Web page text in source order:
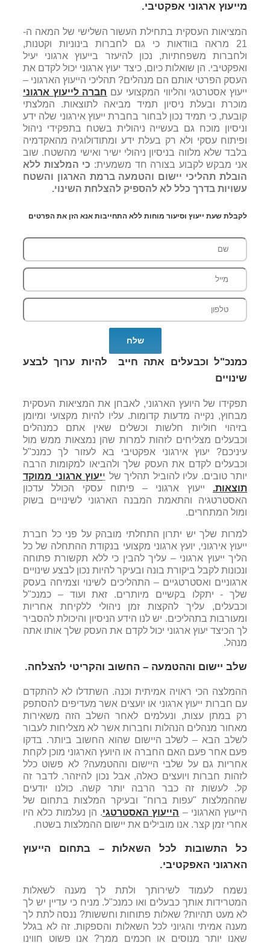
מייעוץ ארגוני אפקטיבי.
המציאות העסקית בתחילת העשור השלישי של המאה ה-
21 מראה בוודאות כי גם לחברות בינוניות וקטנות,
ולחברות משפחתיות, נכון להיעזר בייעוץ ארגוני יעיל
ואפקטיבי. הן שואלות כיום, כיצד יעוץ ארגוני יכול לקדם את
העסק הפרטי אותם הם מנהלים? תהליכי הייעוץ הארגוני –
ייעוץ אסטרטגי והליווי המקצועי עם חברה לייעוץ ארגוני
מוכרת ובעלת ניסיון תמיד מביאה לתוצאות. המלצתי
קובעת, כי תמיד נכון לבחור בחברת ייעוץ אירגוני שלה ידע
וניסיון מוכח גם בעשייה ניהולית בשטח בתפקידי ניהול
ופיתוח עסקי ולא רק בעלת ידע ומתודולוגיה מהאקדמיה
בלבד שלא מלווה בניסיון ניהולי ישיר ואישי מהשטח. שוב
אני מבקש לקבוע בצורה חד משמעית: כי המלצות ללא
הובלת תהליכי יישום והטמעה ברמת הארגון והשטח
עשויות בדרך כלל לא להספיק להצלחת השינוי.
לקבלת שעת ייעוץ וסיעור מוחות ללא התחייבות אנא הזן את הפרטים
כמנכ"ל וכבעלים אתה חייב להיות ערוך לבצע
שינויים
תפקידו של היועץ הארגוני, לאבחן את המציאות העסקית
מבחוץ, נקייה מדעות קדומות. עליו להיות מקצועי ומיומן
בזיהוי חוליות חלשות וכשלים שאין אתם כמנהלים
וכבעלים מצליחים לזהות למרות שהן נמצאות ממש מול
עיניכם? יעוץ אירגוני אפקטיבי בא לעזור לך כמנכ"ל
וכבעלים לקדם את העסק שלך ולהביאו למקומות הרבה
יותר טובים. עליו להוביל תהליך של ייעוץ ארגוני ממוקד
תוצאות. ייעוץ ארגוני – פיתוח עסקי הכולל עדכון
האסטרטגיה והתאמת המבנה הארגוני לשינויים בשוק
ומול המתחרים.
למרות שלך יש יתרון התחלתי מובהק על פני כל חברת
ייעוץ אירגוני, יועץ ארגוני מקצועי בנקודת ההתחלה של כל
הליך ייעוץ ארגוני – עליך להבין כי ללא תקשורת פתוחה
ונכונות לקבל ביקורת בונה ובעיקר להיות נכון לבצע שינויים
ארגוניים ואסטרטגיים – התהליכים לשינוי וצמיחה בעסק
שלך - יתקלו בקשיים מיותרים. זאת ועוד – כמנכ"ל
וכבעלים, עליך להקצות זמן ניהולי ללקיחת אחריות
ומעורבות בתהליכים. יש לנו הידע הניסיון והיכולת להסביר
לך הכיצד יעוץ ארגוני יכול לקדם את העסק שלך אותו אתה
מנהל.
שלב יישום וההטמעה – החשוב והקריטי להצלחה.
ההמלצה הכי ראויה אמיתית וכנה. השתדלו לא להתקדם
עם חברות ייעוץ ארגוני או יועצים אשר מעדיפים להסתפק
רק במתן עצות, ונעלמים לאחר השלב הזה משאירות
מאחור מנהלים הנהלות וחברות אשר לא מצליחות לעבור
לשלב הבא – לשלב היישום שהוא החשוב ביותר. בדקו
פעם אחר פעם האם החברה או היועץ הארגוני מוכן לקחת
אחריות גם על שלבי היישום וההטמעה? לא פשוט כלל
לזהות חברות ויועצים כאלה, אבל נכון להיזהר. לדבר זה
קל. לעשות זה כבר הרבה יותר קשה. כולנו יודעים
שההמלצות "עפות ברוח" ובעיקר המלצות בתחום של
הייעוץ הארגוני – הייעוץ האסטרטגי. הן נעלמות כלא היו
אחרי זמן קצר. אנו מובילים את יישום ההמלצות בשטח.
כל התשובות לכל השאלות – בתחום הייעוץ
הארגוני האפקטיבי.
נשמח לעמוד לשירותך ולתת לך מענה לשאלות
המטרידות אותך כבעלים ואו כמנכ"ל. מניח כי עדיין יש לך
לא מעט תהיות? שאלות פתוחות וחששות? ננסה לתת לך
מענה אמיתי והגיוני לכל השאלות והספקות. זה לא בגלל
שאנו יותר מנוסים או חכמים ממך? אנו פשוט חווינו